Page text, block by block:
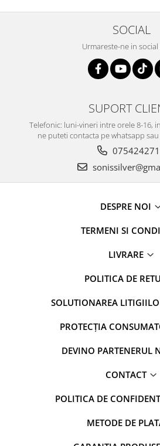
SOCIAL
Urmareste-ne in
SUPORT
Telefonic: luni-vineri intre orele 8-16,
ne puteti contacta pe whatsapp
DESPRE NOI
TERMENI SI
LIVRARE
POLITICA DE
SOLUTIONAREA
PROTECȚIA
DEVINO PARTENERUL
CONTACT
POLITICA DE
METODE DE